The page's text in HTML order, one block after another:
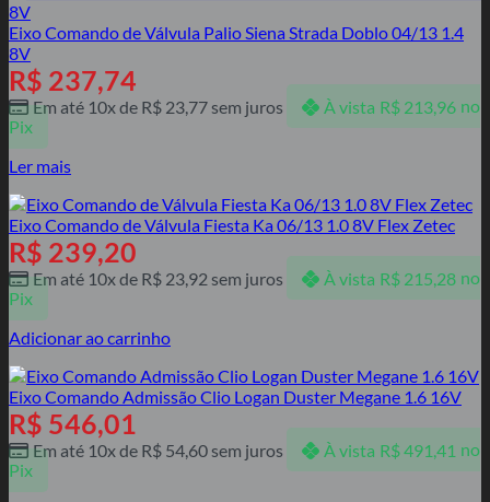
Eixo Comando de Válvula Palio Siena Strada Doblo 04/13 1.4
8V
R$ 237,74
Em até 10x de R$ 23,77 sem juros À vista R$213,96 no
Pix
Ler mais
Eixo Comando de Válvula Fiesta Ka 06/13 1.0 8V Flex Zetec
R$ 239,20
Em até 10x de R$ 23,92 sem juros À vista R$215,28 no
Pix
Adicionar ao carrinho
Eixo Comando Admissão Clio Logan Duster Megane 1.6 16V
R$ 546,01
Em até 10x de R$ 54,60 sem juros À vista R$491,41 no
Pix